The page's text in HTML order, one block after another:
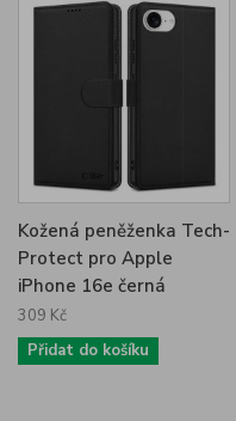
Kožená peněženka Tech-
Protect pro Apple
iPhone 16e černá
309 Kč
Přidat do košíku